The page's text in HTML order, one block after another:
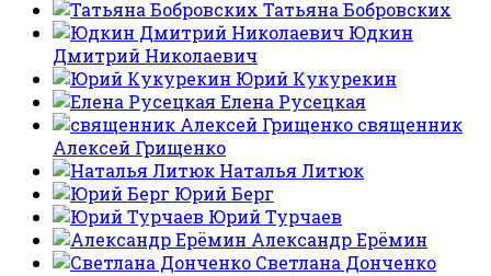
Татьяна Бобровских
Юдкин
Дмитрий Николаевич
Юрий Кукурекин
Елена Русецкая
священник
Алексей Грищенко
Наталья Литюк
Юрий Берг
Юрий Турчаев
Александр Ерёмин
Светлана Донченко